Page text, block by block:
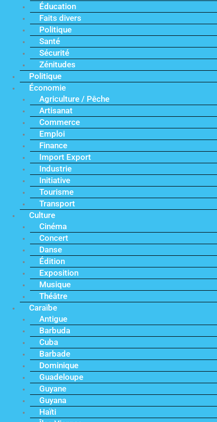
Éducation
Faits divers
Politique
Santé
Sécurité
Zénitudes
Politique
Économie
Agriculture / Pêche
Artisanat
Commerce
Emploi
Finance
Import Export
Industrie
Initiative
Tourisme
Transport
Culture
Cinéma
Concert
Danse
Édition
Exposition
Musique
Théâtre
Caraïbe
Antigue
Barbuda
Cuba
Barbade
Dominique
Guadeloupe
Guyane
Guyana
Haïti